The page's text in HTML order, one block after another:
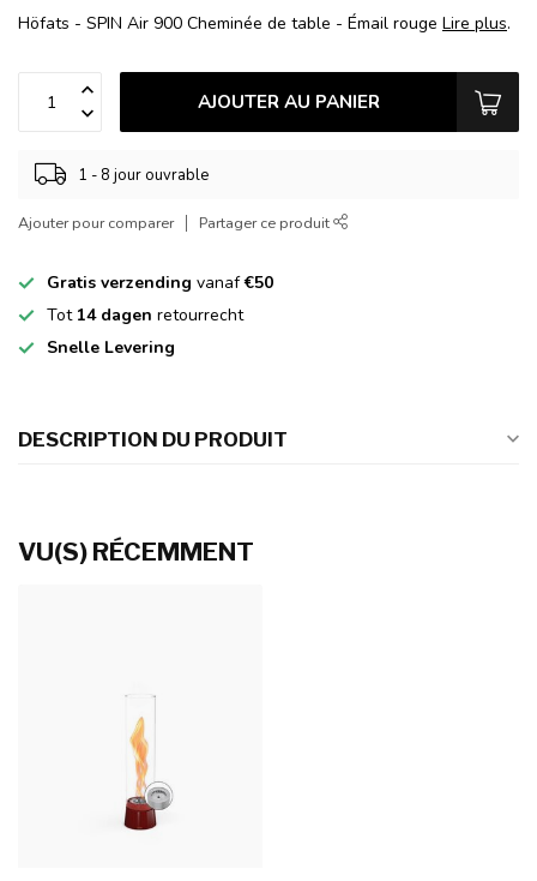
Höfats - SPIN Air 900 Cheminée de table - Émail rouge Lire plus.
AJOUTER AU PANIER
1 - 8 jour ouvrable
Ajouter pour comparer Partager ce produit
Gratis verzending vanaf€50
Tot 14 dagen retourrecht
Snelle Levering
DESCRIPTION DU PRODUIT
VU(S) RÉCEMMENT